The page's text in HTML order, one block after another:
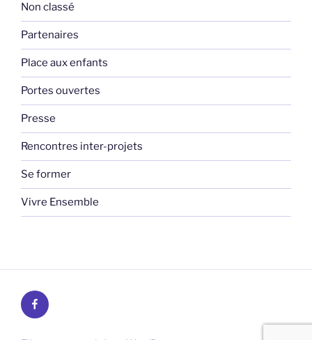
Non classé
Partenaires
Place aux enfants
Portes ouvertes
Presse
Rencontres inter-projets
Se former
Vivre Ensemble
Facebook